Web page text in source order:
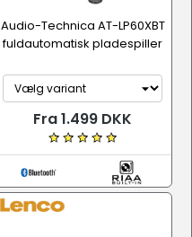
Audio-Technica AT-LP60XBT
fuldautomatisk pladespiller
Fra 1.499 DKK